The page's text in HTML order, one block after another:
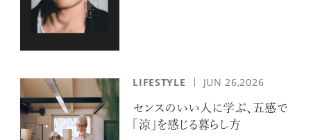
LIFESTYLE JUN 26,2026
センスのいい人に学ぶ、五感で
「涼」を感じる暮らし方